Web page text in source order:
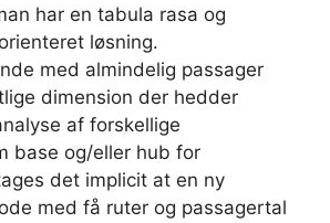
har en tabula rasa og
løsning.
med almindelig passager
dimension der hedder
af forskellige
base og/eller hub for
det implicit at en ny
med få ruter og passagertal